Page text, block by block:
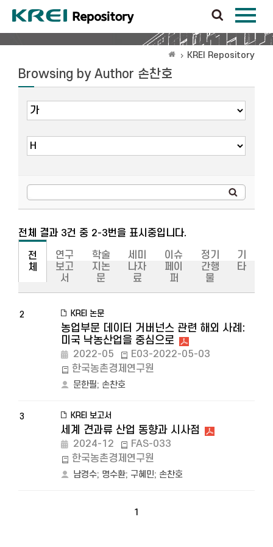
KREI Repository
Browsing by Author 손찬호
전체 결과 3건 중 2-3번을 표시중입니다.
전
체
연구
보고
서
학술
지논
문
세미
나자
료
이슈
페이
퍼
정기
간행
물
기
타
2 KREI 논문
농업부문 데이터 거버넌스 관련 해외 사례:
미국 낙농산업을 중심으로
2022-05
E03-2022-05-03
한국농촌경제연구원
문한필; 손찬호
3 KREI 보고서
세계 견과류 산업 동향과 시사점
2024-12
FAS-033
한국농촌경제연구원
남경수; 명수환; 구혜민; 손찬호
1